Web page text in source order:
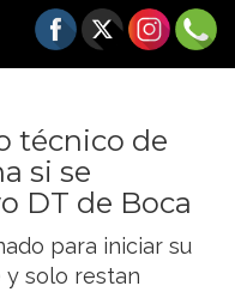
técnico de
si se
DT de Boca
para iniciar su
y solo restan